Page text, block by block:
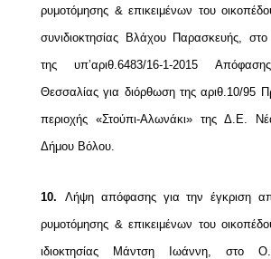
ρυμοτόμησης & επικειμένων του
συνιδιοκτησίας Βλάχου Παρασκευής,
τηςυπ’αριθ.6483/16-1-2015
Θεσσαλίας για διόρθωση της αριθ.10/95
περιοχής «Στούπι-Αλωνάκι» της Δ.Ε.
Δήμου Βόλου.
10.
Λήψη απόφασης για την έγκριση
ρυμοτόμησης & επικειμένων του
ιδιοκτησίας Μάντση Ιωάννη, στο